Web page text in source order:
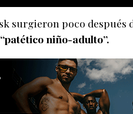
surgieron poco
“patético niño-adulto”.